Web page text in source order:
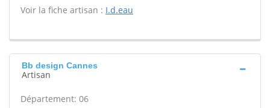
Voir la fiche artisan : I.d.eau
Bb design Cannes
Artisan
Département: 06